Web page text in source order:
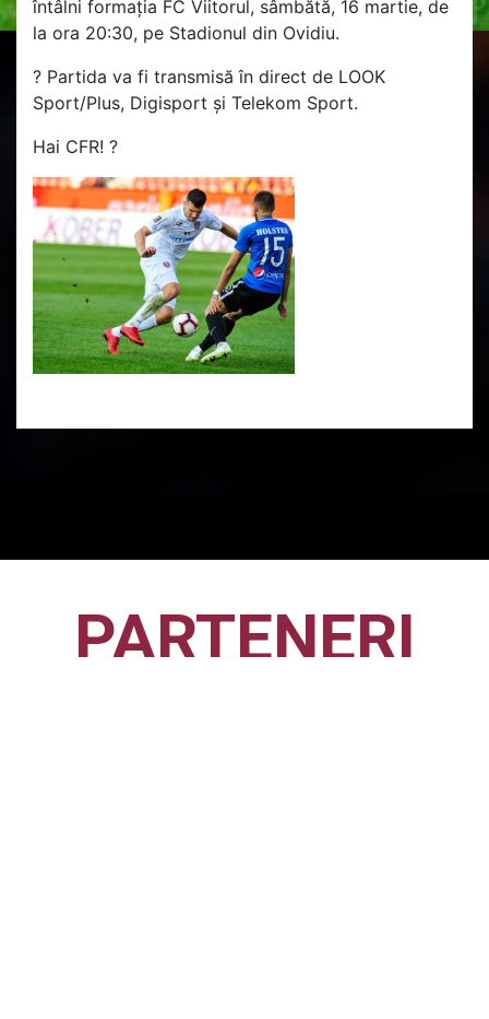
întâlni formația FC Viitorul, sâmbătă, 16 martie, de
la ora 20:30, pe Stadionul din Ovidiu.
? Partida va fi transmisă în direct de LOOK
Sport/Plus, Digisport și Telekom Sport.
Hai CFR! ?
PARTENERI